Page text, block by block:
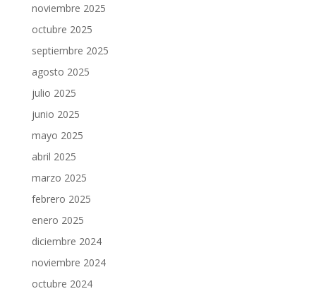
noviembre 2025
octubre 2025
septiembre 2025
agosto 2025
julio 2025
junio 2025
mayo 2025
abril 2025
marzo 2025
febrero 2025
enero 2025
diciembre 2024
noviembre 2024
octubre 2024